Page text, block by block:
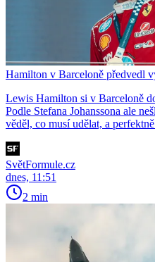
Hamilton v Barceloně předvedl
Lewis Hamilton si v Barceloně
Podle Stefana Johanssona ale
věděl, co musí udělat, a
SvětFormule.cz
dnes, 11:51
2 min